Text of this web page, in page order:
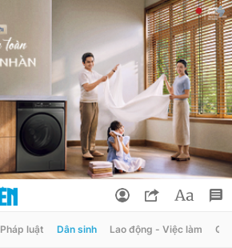
Pháp luật Dân sinh Lao động - Việc làm